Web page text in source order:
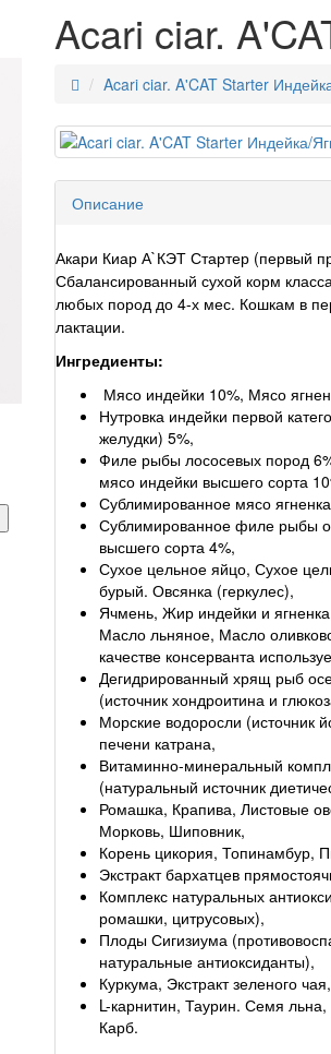
Acari ciar.
Acari ciar. A'CAT Starter
Описание
Акари Киар А`КЭТ Стартер (первый
Сбалансированный сухой корм
любых пород до 4-х мес. Кошкам в
лактации.
Ингредиенты:
Мясо индейки 10%, Мясо
Нутровка индейки первой
желудки) 5%,
Филе рыбы лососевых пород
мясо индейки высшего сорта
Сублимированное мясо
Сублимированное филе рыбы
высшего сорта 4%,
Сухое цельное яйцо, Сухое
бурый. Овсянка (геркулес),
Ячмень, Жир индейки и
Масло льняное, Масло
качестве консерванта
Дегидрированный хрящ рыб
(источник хондроитина и
Морские водоросли (источник
печени катрана,
Витаминно-минеральный
(натуральный источник
Ромашка, Крапива, Листовые
Морковь, Шиповник,
Корень цикория, Топинамбур,
Экстракт бархатцев
Комплекс натуральных
ромашки, цитрусовых),
Плоды Сигизиума
натуральные антиоксиданты),
Куркума, Экстракт зеленого
L-карнитин, Таурин. Семя
Карб.